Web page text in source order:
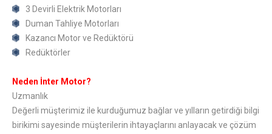
3 Devirli Elektrik Motorları
Duman Tahliye Motorları
Kazancı Motor ve Redüktörü
Redüktörler
Neden İnter Motor?
Uzmanlık
Değerli müşterimiz ile kurduğumuz bağlar ve yılların getirdiği bilgi
birikimi sayesinde müşterilerin ihtayaçlarını anlayacak ve çözüm